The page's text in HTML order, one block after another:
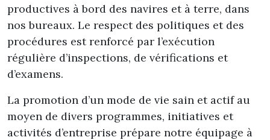
productives à bord des navires et à terre, dans
nos bureaux. Le respect des politiques et des
procédures est renforcé par l’exécution
régulière d’inspections, de vérifications et
d’examens.
La promotion d’un mode de vie sain et actif au
moyen de divers programmes, initiatives et
activités d’entreprise prépare notre équipage à